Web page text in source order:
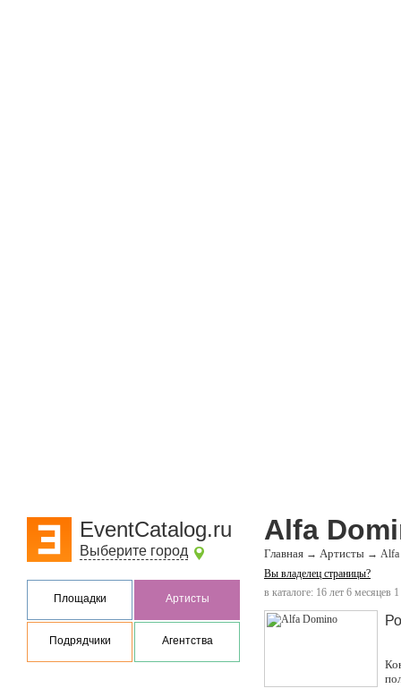
EventCatalog.ru
Выберите город
Площадки Артисты
Подрядчики Агентства
Alfa
Главная → Артисты → Alfa
Вы владелец страницы?
в каталоге: 16 лет 6 месяцев 1